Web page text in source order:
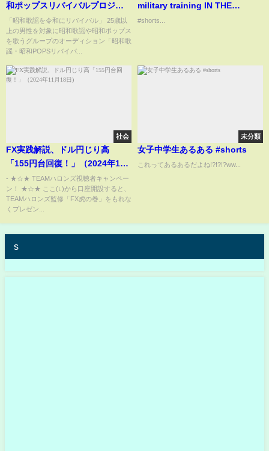
和ポップスリバイバルプロジェ
クト】最終候補者12名が決定！
「昭和歌謡を令和にリバイバル」 25歳以
上の男性を対象に昭和歌謡や昭和ポップス
を歌うグループのオーディション「昭和歌
謡・昭和POPSリバイバ...
military training IN THE
WORLD!??
#shorts...
社会
FX実践解説、ドル円じり高
「155円台回復！」（2024年11
月18日)
- ★☆★ TEAMハロンズ視聴者キャンペー
ン！ ★☆★ ここ(↓)から口座開設すると、
TEAMハロンズ監修「FX虎の巻」をもれな
くプレゼン...
未分類
女子中学生あるある #shorts
これってあるあるだよね!?!?!?ww...
s